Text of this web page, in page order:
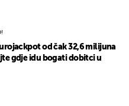
od čak 32,6 milijuna
gdje idu bogati dobitci u